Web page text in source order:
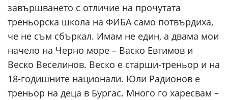
завършването с отличие на прочутата
треньорска школа на ФИБА само потвърдиха,
че не съм сбъркал. Имам не един, а двама мои
начело на Черно море – Васко Евтимов и
Веско Веселинов. Веско е старши-треньор и на
18-годишните национали. Юли Радионов е
треньор на деца в Бургас. Много го харесвам –